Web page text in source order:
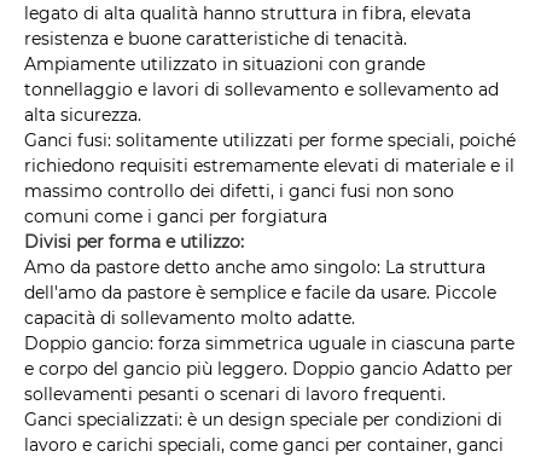
legato di alta qualità hanno struttura in fibra, elevata
resistenza e buone caratteristiche di tenacità.
Ampiamente utilizzato in situazioni con grande
tonnellaggio e lavori di sollevamento e sollevamento ad
alta sicurezza.
Ganci fusi: solitamente utilizzati per forme speciali, poiché
richiedono requisiti estremamente elevati di materiale e il
massimo controllo dei difetti, i ganci fusi non sono
comuni come i ganci per forgiatura
Divisi per forma e utilizzo:
Amo da pastore detto anche amo singolo: La struttura
dell'amo da pastore è semplice e facile da usare. Piccole
capacità di sollevamento molto adatte.
Doppio gancio: forza simmetrica uguale in ciascuna parte
e corpo del gancio più leggero. Doppio gancio Adatto per
sollevamenti pesanti o scenari di lavoro frequenti.
Ganci specializzati: è un design speciale per condizioni di
lavoro e carichi speciali, come ganci per container, ganci